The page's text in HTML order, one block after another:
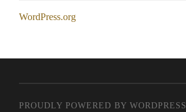
WordPress.org
PROUDLY POWERED BY WORDPRESS